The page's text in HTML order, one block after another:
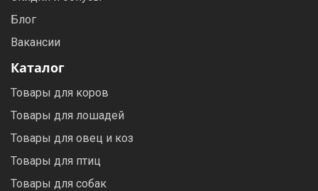
Блог
Вакансии
Каталог
Товары для коров
Товары для лошадей
Товары для овец и коз
Товары для птиц
Товары для собак